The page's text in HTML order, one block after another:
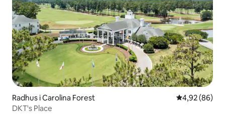
Radhus i Carolina Forest 4,92 av 5 i
4,92 (86)
DKT's Place